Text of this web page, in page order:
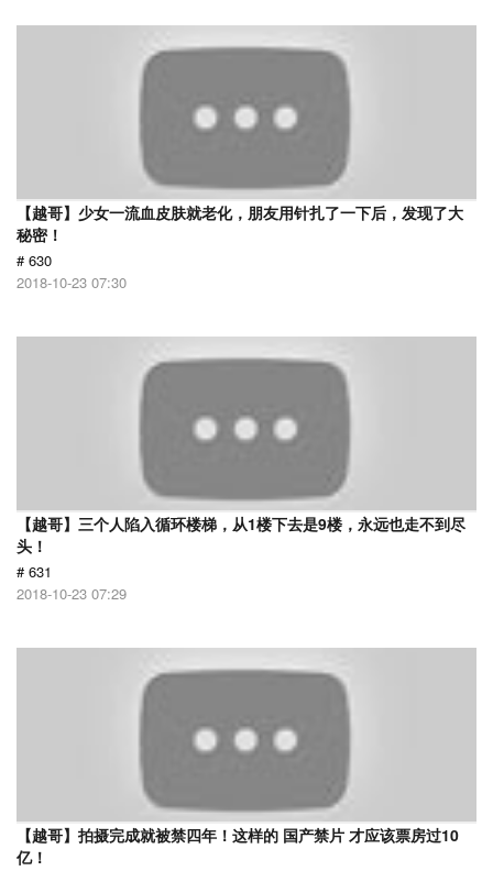
【越哥】少女一流血皮肤就老化，朋友用针扎了一下后，发现了大
秘密！
# 630
2018-10-23 07:30
【越哥】三个人陷入循环楼梯，从1楼下去是9楼，永远也走不到尽
头！
# 631
2018-10-23 07:29
【越哥】拍摄完成就被禁四年！这样的 国产禁片 才应该票房过10
亿！